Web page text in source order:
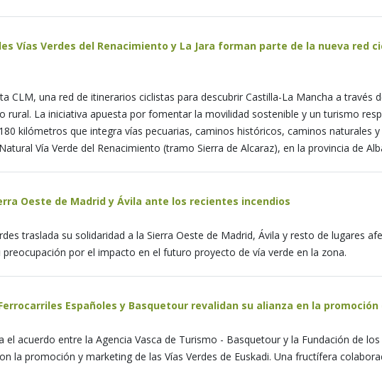
Vías Verdes del Renacimiento y La Jara forman parte de la nueva red
CLM, una red de itinerarios ciclistas para descubrir Castilla-La Mancha a través
rural. La iniciativa apuesta por fomentar la movilidad sostenible y un turismo
kilómetros que integra vías pecuarias, caminos históricos, caminos naturales y
Vía Verde del Renacimiento (tramo Sierra de Alcaraz), en la provincia de
Oeste de Madrid y Ávila ante los recientes incendios
traslada su solidaridad a la Sierra Oeste de Madrid, Ávila y resto de lugares
por el impacto en el futuro proyecto de vía verde en la zona.
Españoles y Basquetour revalidan su alianza en la
el acuerdo entre la Agencia Vasca de Turismo - Basquetour y la Fundación de
la promoción y marketing de las Vías Verdes de Euskadi. Una fructífera